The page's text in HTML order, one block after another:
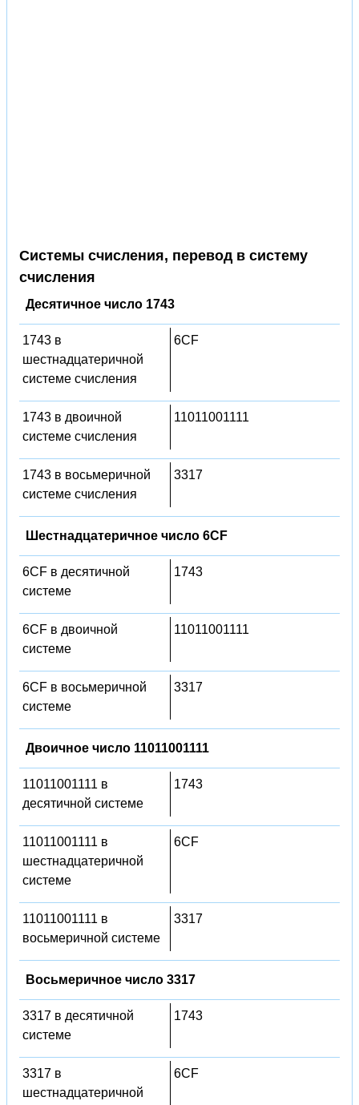
Системы счисления, перевод в систему
счисления
Десятичное число 1743
1743 в
шестнадцатеричной
системе счисления
6CF
1743 в двоичной
системе счисления
11011001111
1743 в восьмеричной
системе счисления
3317
Шестнадцатеричное число 6CF
6CF в десятичной
системе
1743
6CF в двоичной
системе
11011001111
6CF в восьмеричной
системе
3317
Двоичное число 11011001111
11011001111 в
десятичной системе
1743
11011001111 в
шестнадцатеричной
системе
6CF
11011001111 в
восьмеричной системе
3317
Восьмеричное число 3317
3317 в десятичной
системе
1743
3317 в
шестнадцатеричной
6CF